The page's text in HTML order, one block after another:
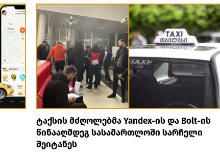
ტაქსის მძღოლებმა Yandex-ის და Bolt-ის
წინააღმდეგ სასამართლოში სარჩელი
შეიტანეს